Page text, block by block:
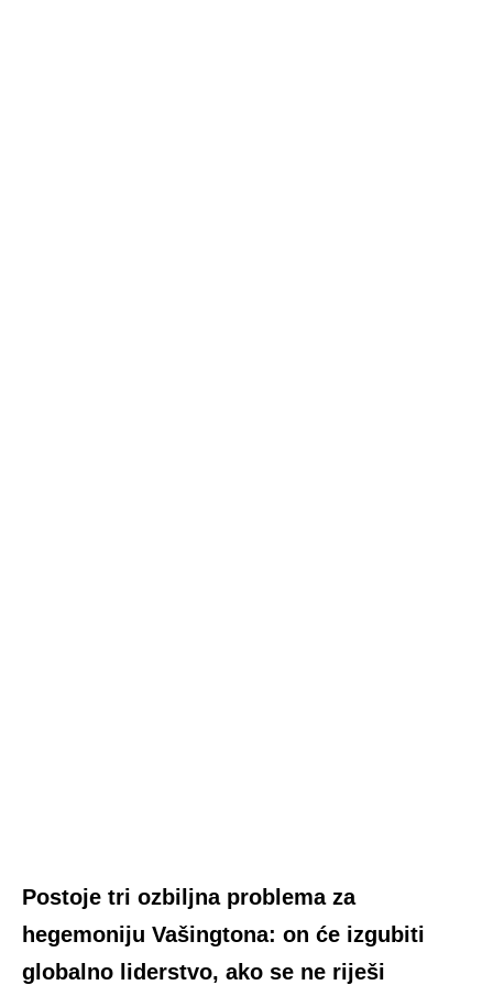
Postoje tri ozbiljna problema za
hegemoniju Vašingtona: on će izgubiti
globalno liderstvo, ako se ne riješi